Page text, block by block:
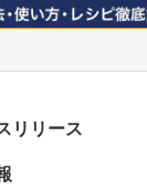
リリース